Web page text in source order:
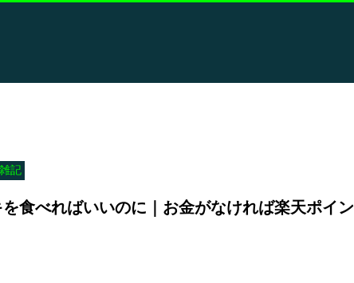
雑記
食べればいいのに｜お金がなければ楽天ポイン